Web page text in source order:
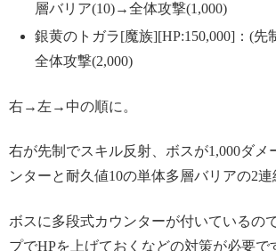
層バリア(10)→全体攻撃(1,000)
銀黄のトガラ[魔族][HP:150,000]：(
全体攻撃(2,000)
右→左→中の順に。
右が先制でスキル反射、ボスが1,000ダメ
ンターと耐久値10の単体多層バリアの2連
ボスに多段式カウンターが付いているの
プでHPを上げておくなどの対策が必要で